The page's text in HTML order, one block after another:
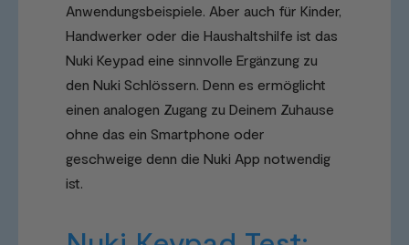
Anwendungsbeispiele. Aber auch für Kinder,
Handwerker oder die Haushaltshilfe ist das
Nuki Keypad eine sinnvolle Ergänzung zu
den Nuki Schlössern. Denn es ermöglicht
einen analogen Zugang zu Deinem Zuhause
ohne das ein Smartphone oder
geschweige denn die Nuki App notwendig
ist.